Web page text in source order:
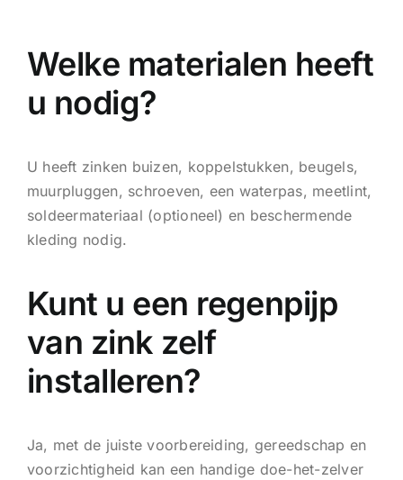
Welke materialen heeft
u nodig?
U heeft zinken buizen, koppelstukken, beugels,
muurpluggen, schroeven, een waterpas, meetlint,
soldeermateriaal (optioneel) en beschermende
kleding nodig.
Kunt u een regenpijp
van zink zelf
installeren?
Ja, met de juiste voorbereiding, gereedschap en
voorzichtigheid kan een handige doe-het-zelver